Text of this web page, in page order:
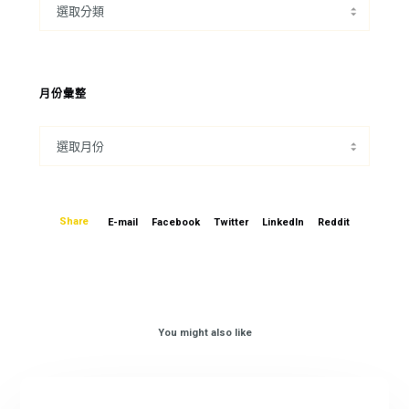
月份彙整
Share E-mail Facebook Twitter LinkedIn Reddit
You might also like